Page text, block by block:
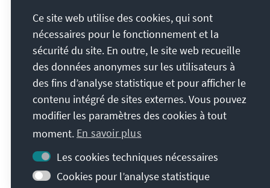
Welches Sozialstaatsverständnis
folgt aus dem christlichen Bild vom
Menschen?
Grundlegende Orientierungen in einer
wichtigen Debatte
Comptes-rendus d'événement
Ce site web utilise des cookies, qui sont
nécessaires pour le fonctionnement et la
sécurité du site. En outre, le site web recueille
des données anonymes sur les utilisateurs à
des fins d’analyse statistique et pour afficher le
contenu intégré de sites externes. Vous pouvez
modifier les paramètres des cookies à tout
moment. En savoir plus
Les cookies techniques nécessaires
Cookies pour l’analyse statistique